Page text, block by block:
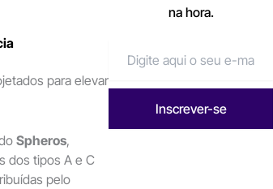
para elevar
Spheros,
dos tipos A e C
pelo
na hora.
Inscrever-se